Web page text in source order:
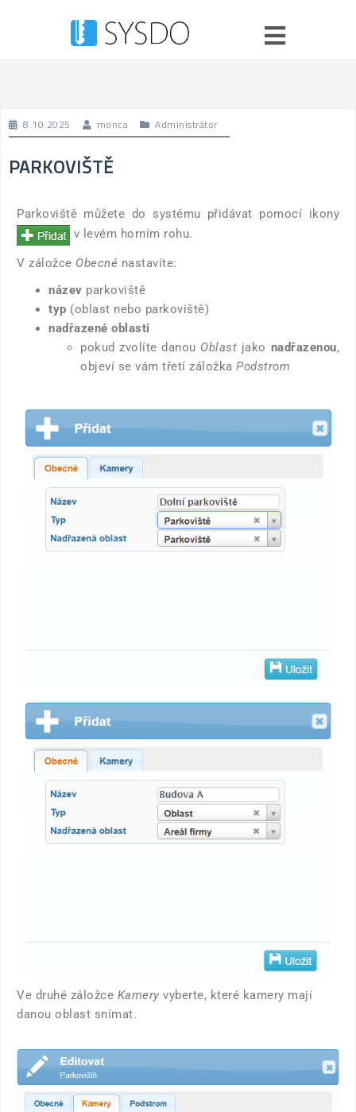
8.10.2025 monca Administrátor
PARKOVIŠTĚ
Parkoviště můžete do systému přidávat pomocí ikony
v levém horním rohu.
V záložce Obecné nastavíte:
název parkoviště
typ (oblast nebo parkoviště)
nadřazené oblasti
pokud zvolíte danou Oblast jako nadřazenou,
objeví se vám třetí záložka Podstrom
Ve druhé záložce Kamery vyberte, které kamery mají
danou oblast snímat.